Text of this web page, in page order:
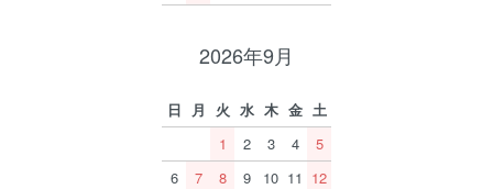
2026年9月
日 月 火 水 木 金 土
1
2 3 4
5
6
7 8 9 10 11 12